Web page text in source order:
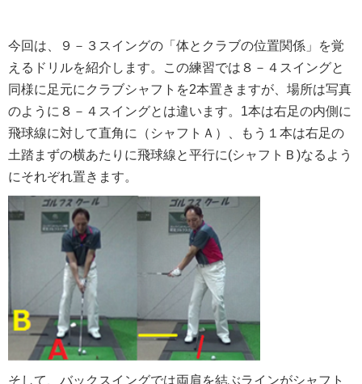
今回は、９－３スイングの「体とクラブの位置関係」を覚
えるドリルを紹介します。この練習では８－４スイングと
同様に足元にクラブシャフトを2本置きますが、場所は写真
のように８－４スイングとは違います。1本は右足の内側に
飛球線に対して直角に（シャフトＡ）、もう１本は右足の
土踏まずの横あたりに飛球線と平行に(シャフトＢ)なるよう
にそれぞれ置きます。
そして、バックスイングでは両肩を結ぶラインがシャフト